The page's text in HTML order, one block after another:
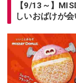
【9/13～】
しいおばけが